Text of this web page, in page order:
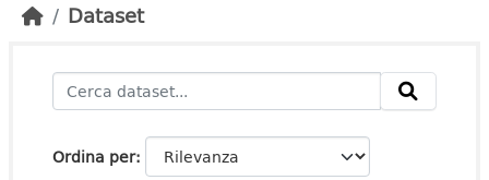
Dataset
Ordina per